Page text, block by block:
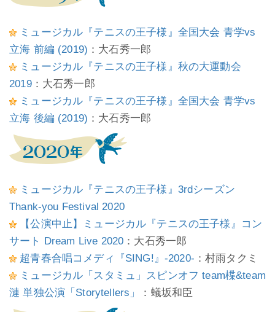
ミュージカル『テニスの王子様』全国大会 青学vs
立海 前編 (2019) ：大石秀一郎
ミュージカル『テニスの王子様』秋の大運動会
2019：大石秀一郎
ミュージカル『テニスの王子様』全国大会 青学vs
立海 後編 (2019) ：大石秀一郎
ミュージカル『テニスの王子様』3rdシーズン
Thank-you Festival 2020
【公演中止】ミュージカル『テニスの王子様』コン
サート Dream Live 2020 ：大石秀一郎
超青春合唱コメディ『SING!』-2020- ：村雨タクミ
ミュージカル「スタミュ」スピンオフ team楪&team
漣 単独公演「Storytellers」
：蟻坂和臣